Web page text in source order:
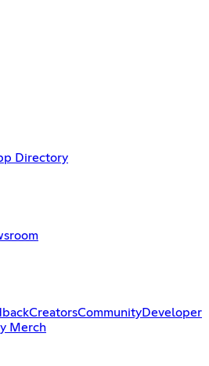
Directory
CreatorsCommunityDeveloper
Merch